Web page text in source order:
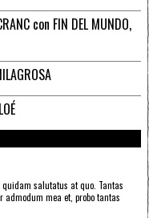
con FIN DEL MUNDO,
quidam salutatus at quo. Tantas
admodum mea et, probo tantas